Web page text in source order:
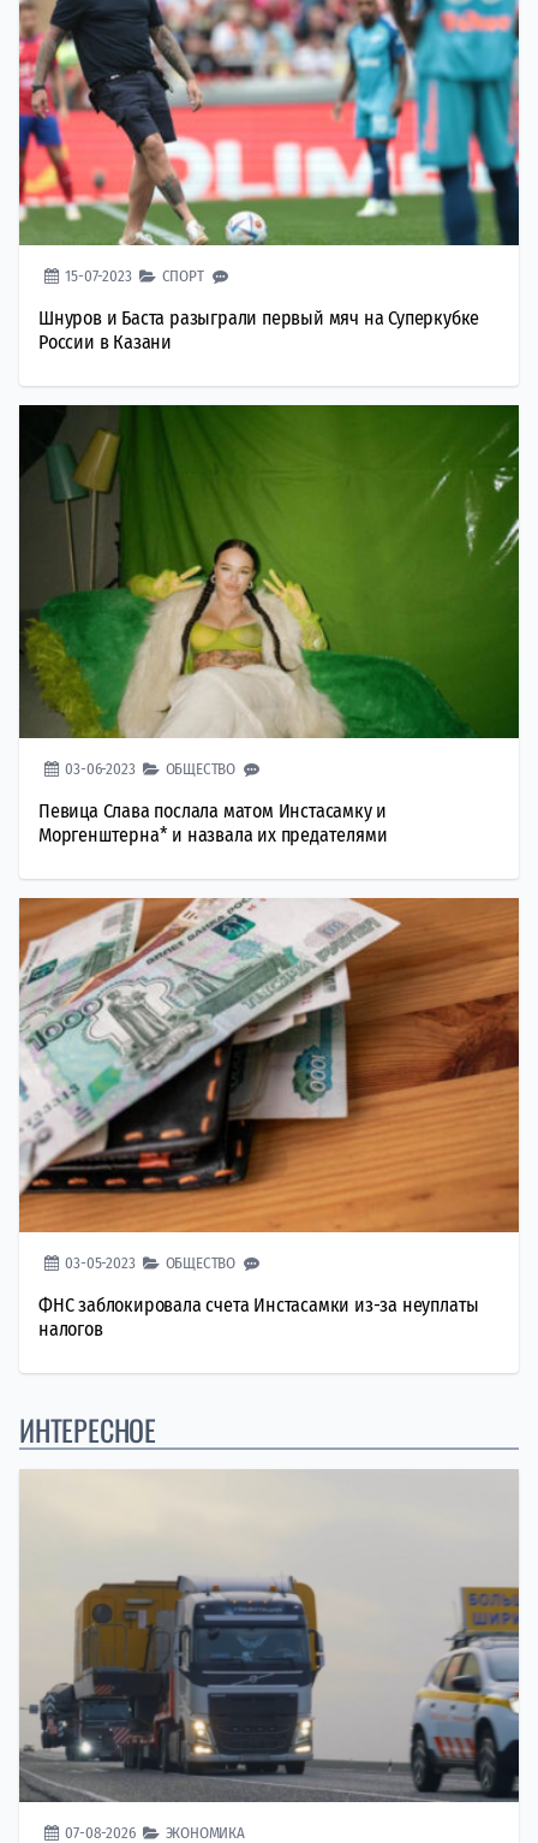
15-07-2023 СПОРТ
Шнуров и Баста разыграли первый мяч на Суперкубке
России в Казани
03-06-2023 ОБЩЕСТВО
Певица Слава послала матом Инстасамку и
Моргенштерна* и назвала их предателями
03-05-2023 ОБЩЕСТВО
ФНС заблокировала счета Инстасамки из-за неуплаты
налогов​
ИНТЕРЕСНОЕ
07-08-2026 ЭКОНОМИКА